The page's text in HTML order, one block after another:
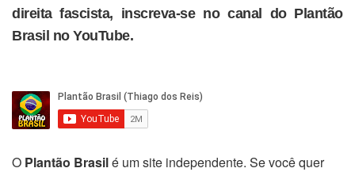
direita fascista, inscreva-se no canal do Plantão
Brasil no YouTube.
O Plantão Brasilé um site independente. Se você quer